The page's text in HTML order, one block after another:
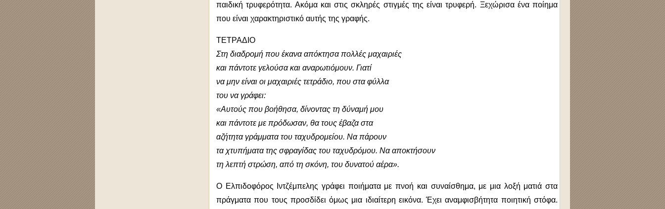
παιδική τρυφερότητα. Ακόμα και στις σκληρές στιγμές της είναι τρυφερή. Ξεχώρισα ένα ποίημα
που είναι χαρακτηριστικό αυτής της γραφής.
ΤΕΤΡΑΔΙΟ
Στη διαδρομή που έκανα απόκτησα πολλές μαχαιριές
και πάντοτε γελούσα και αναρωτιόμουν. Γιατί
να μην είναι οι μαχαιριές τετράδιο, που στα φύλλα
του να γράφει:
«Αυτούς που βοήθησα, δίνοντας τη δύναμή μου
και πάντοτε με πρόδωσαν, θα τους έβαζα στα
αζήτητα γράμματα του ταχυδρομείου. Να πάρουν
τα χτυπήματα της σφραγίδας του ταχυδρόμου. Να αποκτήσουν
τη λεπτή στρώση, από τη σκόνη, του δυνατού αέρα».
Ο Ελπιδοφόρος Ιντζέμπελης γράφει ποιήματα με πνοή και συναίσθημα, με μια λοξή ματιά στα
πράγματα που τους προσδίδει όμως μια ιδιαίτερη εικόνα. Έχει αναμφισβήτητα ποιητική στόφα.